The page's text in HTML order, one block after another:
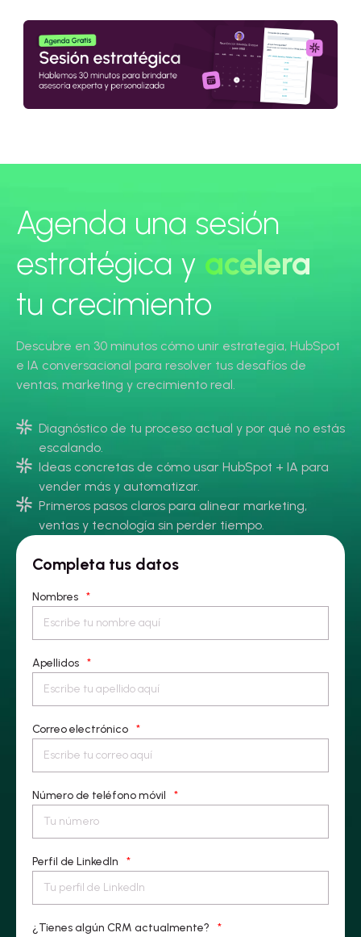
Agenda una sesión
estratégica y acelera
tu crecimiento
Descubre en 30 minutos cómo unir estrategia, HubSpot
e IA conversacional para resolver tus desafíos de
ventas, marketing y crecimiento real.
Diagnóstico de tu proceso actual y por qué no estás
escalando.
Ideas concretas de cómo usar HubSpot + IA para
vender más y automatizar.
Primeros pasos claros para alinear marketing,
ventas y tecnología sin perder tiempo.
Completa tus datos
Nombres *
Apellidos *
Correo electrónico *
Número de teléfono móvil *
Perfil de LinkedIn *
¿Tienes algún CRM actualmente? *